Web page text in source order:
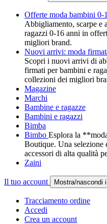
Offerte moda bambini 0-
Abbigliamento, scarpe e
ragazzi 0-16 anni in
migliori brand.
Nuovi arrivi: moda
Scopri i nuovi arrivi di
firmati per bambini e
collezioni dei migliori
Magazine
Marchi
Bambine e ragazze
Bambini e ragazzi
Bimba
Bimbo Esplora la
Boutique. Una selezione
accessori di alta qualità
Zaini
Il tuo account Mostra/nascondi
Tracciamento ordine
Accedi
Crea un account